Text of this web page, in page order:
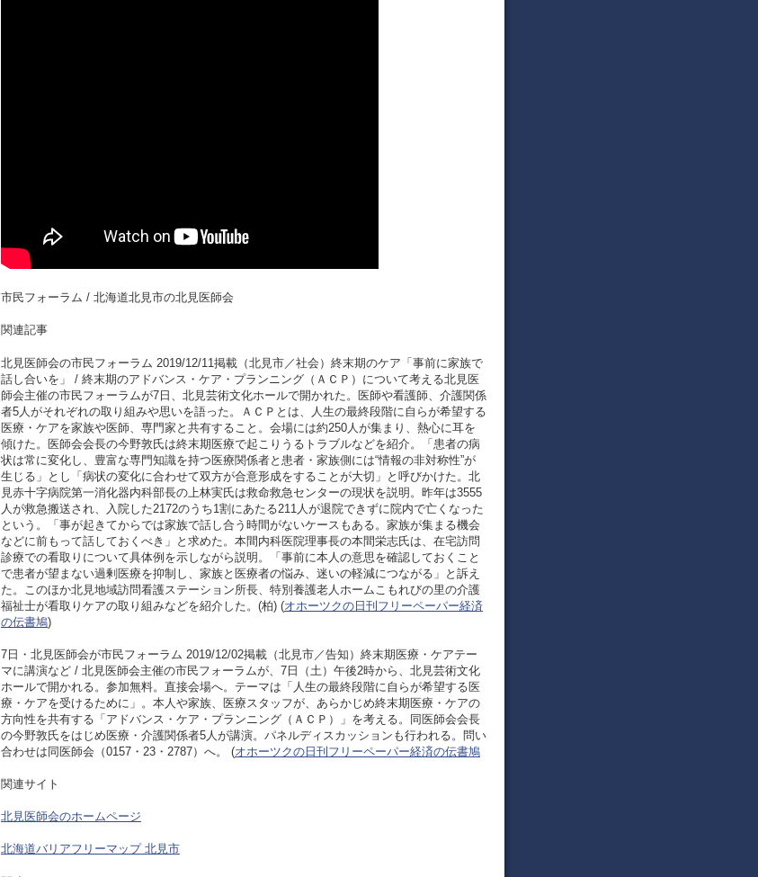
市民フォーラム / 北海道北見市の北見医師会
関連記事
北見医師会の市民フォーラム 2019/12/11掲載（北見市／社会）終末期のケア「事前に家族で
話し合いを」 / 終末期のアドバンス・ケア・プランニング（ＡＣＰ）について考える北見医
師会主催の市民フォーラムが7日、北見芸術文化ホールで開かれた。医師や看護師、介護関係
者5人がそれぞれの取り組みや思いを語った。ＡＣＰとは、人生の最終段階に自らが希望する
医療・ケアを家族や医師、専門家と共有すること。会場には約250人が集まり、熱心に耳を
傾けた。医師会会長の今野敦氏は終末期医療で起こりうるトラブルなどを紹介。「患者の病
状は常に変化し、豊富な専門知識を持つ医療関係者と患者・家族側には“情報の非対称性”が
生じる」とし「病状の変化に合わせて双方が合意形成をすることが大切」と呼びかけた。北
見赤十字病院第一消化器内科部長の上林実氏は救命救急センターの現状を説明。昨年は3555
人が救急搬送され、入院した2172のうち1割にあたる211人が退院できずに院内で亡くなった
という。「事が起きてからでは家族で話し合う時間がないケースもある。家族が集まる機会
などに前もって話しておくべき」と求めた。本間内科医院理事長の本間栄志氏は、在宅訪問
診療での看取りについて具体例を示しながら説明。「事前に本人の意思を確認しておくこと
で患者が望まない過剰医療を抑制し、家族と医療者の悩み、迷いの軽減につながる」と訴え
た。このほか北見地域訪問看護ステーション所長、特別養護老人ホームこもれびの里の介護
福祉士が看取りケアの取り組みなどを紹介した。(柏) (オホーツクの日刊フリーペーパー経済
の伝書鳩)
7日・北見医師会が市民フォーラム 2019/12/02掲載（北見市／告知）終末期医療・ケアテー
マに講演など / 北見医師会主催の市民フォーラムが、7日（土）午後2時から、北見芸術文化
ホールで開かれる。参加無料。直接会場へ。テーマは「人生の最終段階に自らが希望する医
療・ケアを受けるために」。本人や家族、医療スタッフが、あらかじめ終末期医療・ケアの
方向性を共有する「アドバンス・ケア・プランニング（ＡＣＰ）」を考える。同医師会会長
の今野敦氏をはじめ医療・介護関係者5人が講演。パネルディスカッションも行われる。問い
合わせは同医師会（0157・23・2787）へ。 (オホーツクの日刊フリーペーパー経済の伝書鳩
関連サイト
北見医師会のホームページ
北海道バリアフリーマップ 北見市